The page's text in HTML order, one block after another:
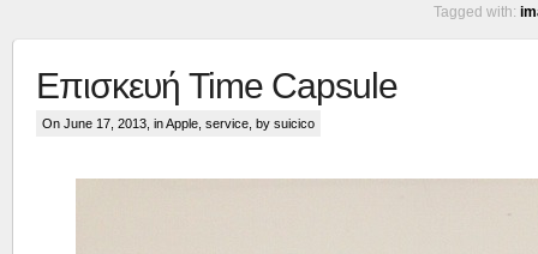
Tagged with:
Επισκευή Time Capsule
On June 17, 2013, inApple service , by suicico